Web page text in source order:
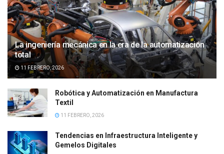
La ingeniería mecánica en la era de la automatización
total
11 FEBRERO, 2026
Robótica y Automatización en Manufactura
Textil
11 FEBRERO, 2026
Tendencias en Infraestructura Inteligente y
Gemelos Digitales